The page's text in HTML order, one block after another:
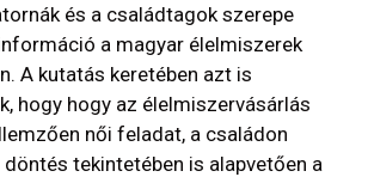
és a családtagok szerepe
a magyar élelmiszerek
A kutatás keretében azt is
hogy hogy az élelmiszervásárlás
női feladat, a családon
tekintetében is alapvetően a